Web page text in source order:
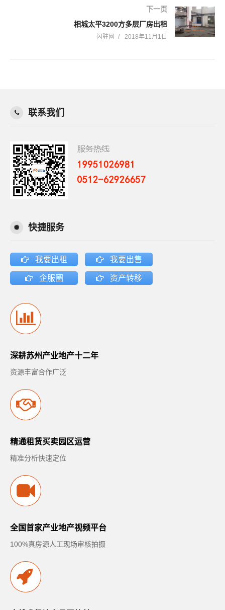
下一页
相城太平3200方多层厂房出租
闪驻网 2018年11月1日
联系我们
快捷服务
我要出租 我要出售
企服圈 资产转移
深耕苏州产业地产十二年
资源丰富合作广泛
精通租赁买卖园区运营
精准分析快速定位
全国首家产业地产视频平台
100%真房源人工现场审核拍摄